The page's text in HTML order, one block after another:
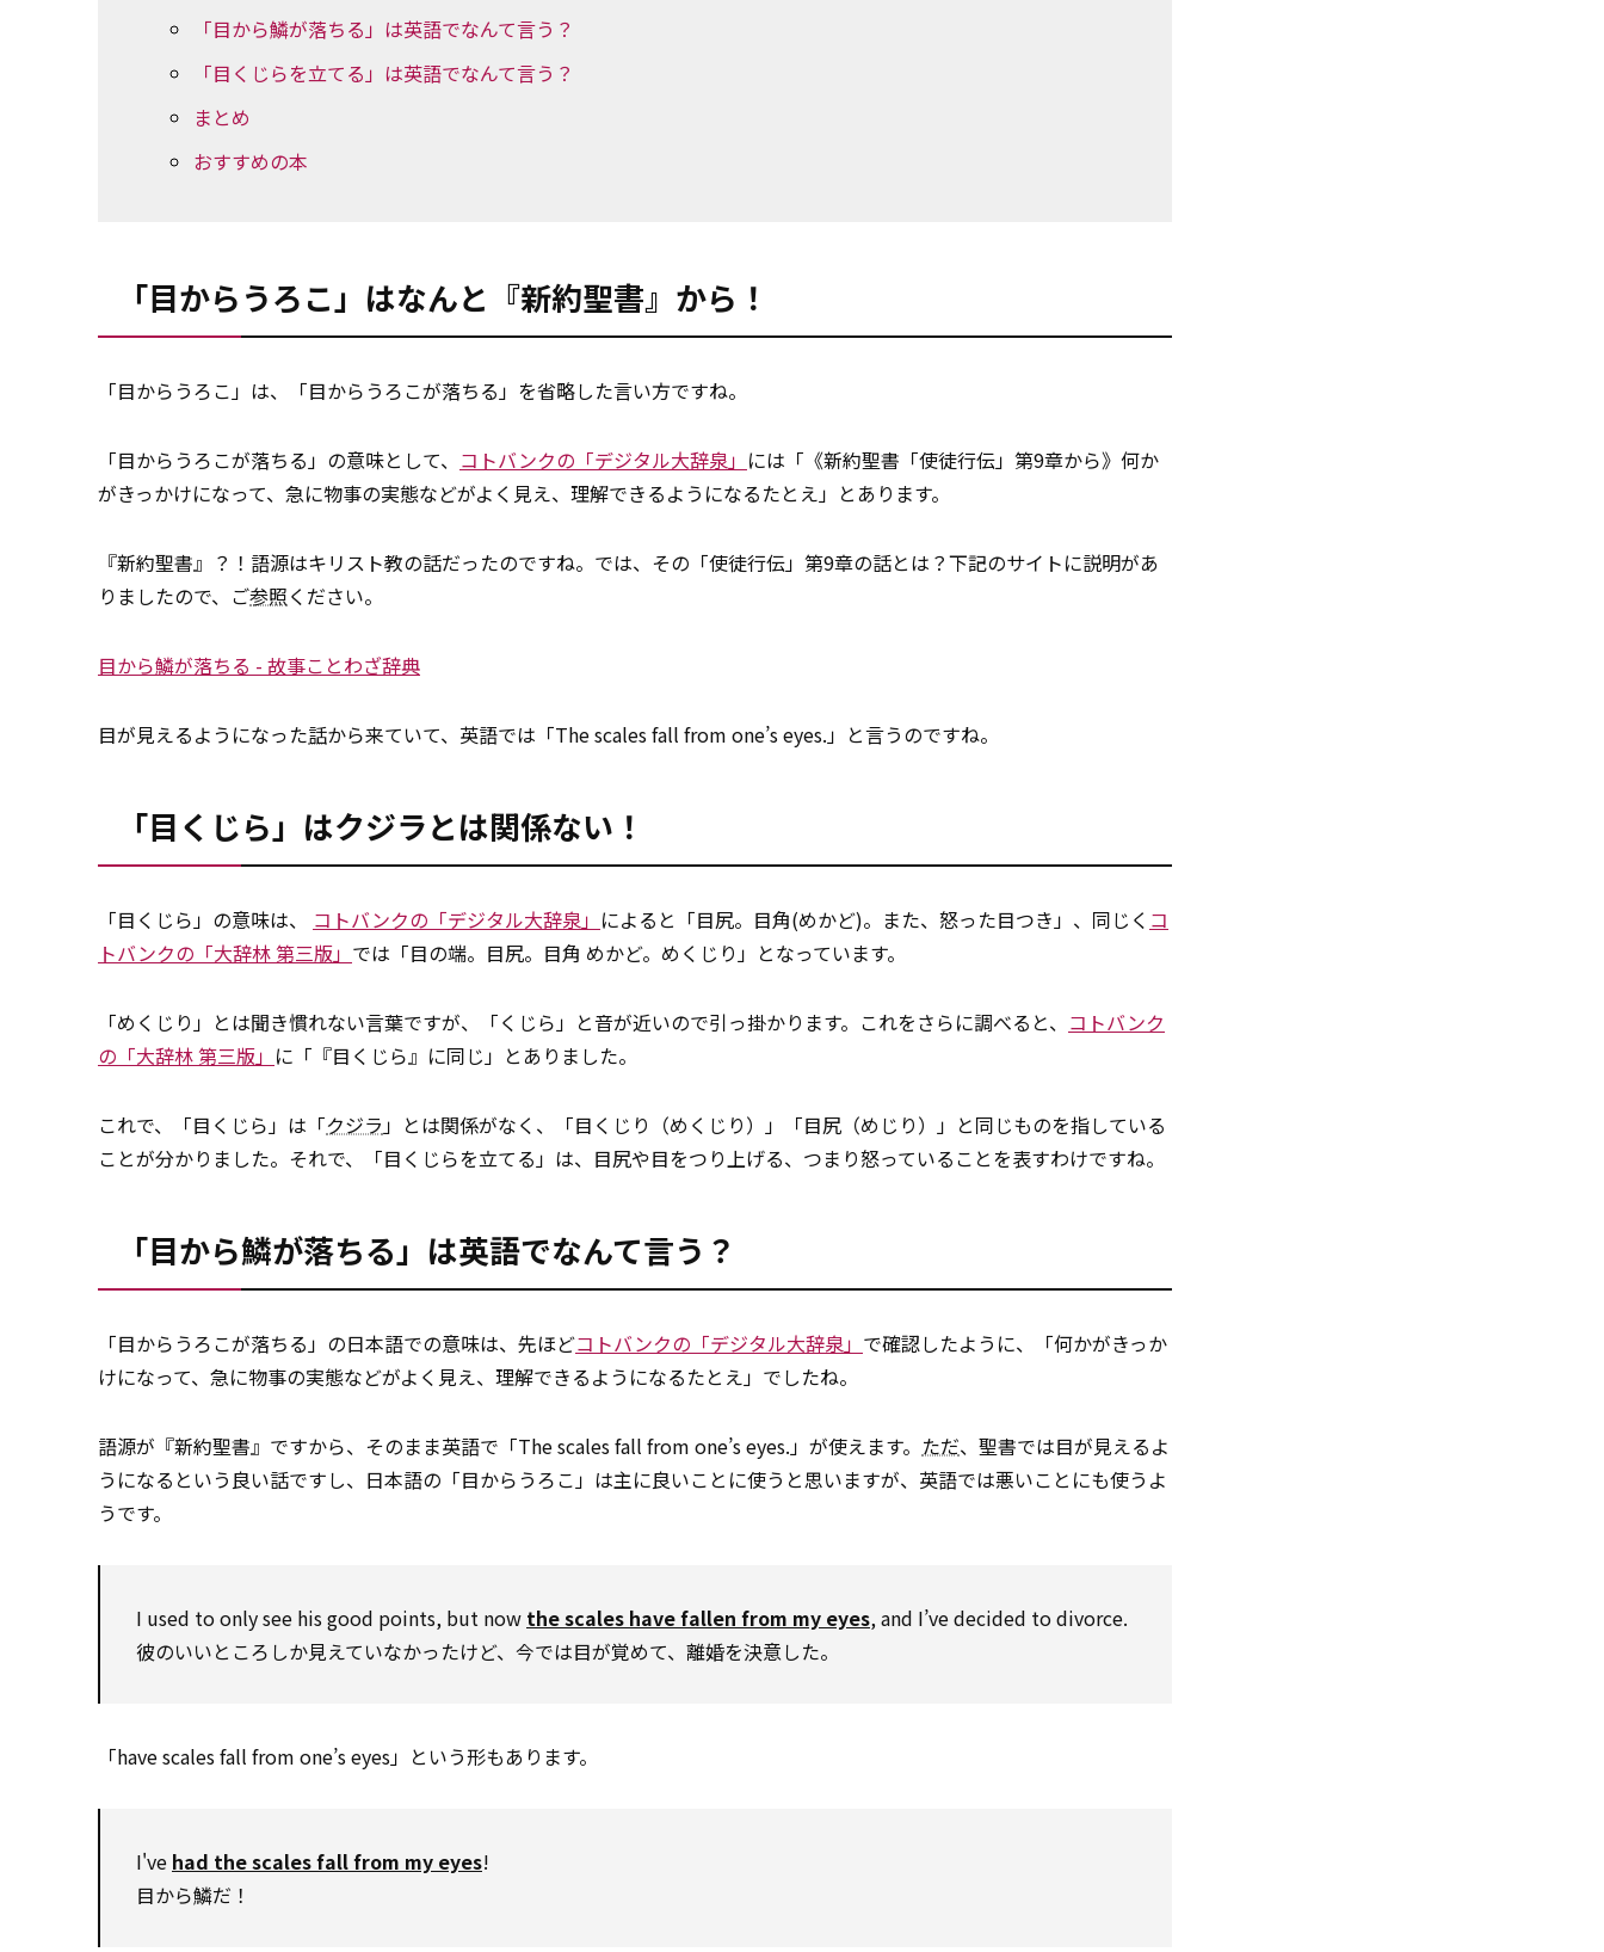
「目から鱗が落ちる」は英語でなんて言う？
「目くじらを立てる」は英語でなんて言う？
まとめ
おすすめの本
「目からうろこ」はなんと『新約聖書』から！
「目からうろこ」は、「目からうろこが落ちる」を省略した言い方ですね。
「目からうろこが落ちる」の意味として、 コトバンクの「デジタル大辞泉」 には「《新約聖書「使徒行伝」第9章から》何か
がきっかけになって、急に物事の実態などがよく見え、理解できるようになるたとえ」とあります。
『新約聖書』？！語源はキリスト教の話だったのですね。では、その「使徒行伝」第9章の話とは？下記のサイトに説明があ
りましたので、ご参照ください。
目から鱗が落ちる - 故事ことわざ辞典
目が見えるようになった話から来ていて、英語では「The scales fall from one’s eyes.」と言うのですね。
「目くじら」はクジラとは関係ない！
「目くじら」の意味は、 コトバンクの「デジタル大辞泉」 によると「目尻。目角(めかど)。また、怒った目つき」、同じく コ
トバンクの「大辞林 第三版」 では「目の端。目尻。目角 めかど。めくじり」となっています。
「めくじり」とは聞き慣れない言葉ですが、「くじら」と音が近いので引っ掛かります。これをさらに調べると、 コトバンク
の「大辞林 第三版」 に「『目くじら』に同じ」とありました。
これで、「目くじら」は「クジラ」とは関係がなく、「目くじり（めくじり）」「目尻（めじり）」と同じものを指している
ことが分かりました。それで、「目くじらを立てる」は、目尻や目をつり上げる、つまり怒っていることを表すわけですね。
「目から鱗が落ちる」は英語でなんて言う？
「目からうろこが落ちる」の日本語での意味は、先ほどコトバンクの「デジタル大辞泉」 で確認したように、「何かがきっか
けになって、急に物事の実態などがよく見え、理解できるようになるたとえ」でしたね。
語源が『新約聖書』ですから、そのまま英語で「The scales fall from one’s eyes.」が使えます。 ただ、聖書では目が見えるよ
うになるという良い話ですし、日本語の「目からうろこ」は主に良いことに使うと思いますが、英語では悪いことにも使うよ
うです。
I used to only see his good points, but now the scales have fallen from my eyes, and I’ve decided to divorce.
彼のいいところしか見えていなかったけど、今では目が覚めて、離婚を決意した。
「have scales fall from one’s eyes」という形もあります。
I've had the scales fall from my eyes!
目から鱗だ！